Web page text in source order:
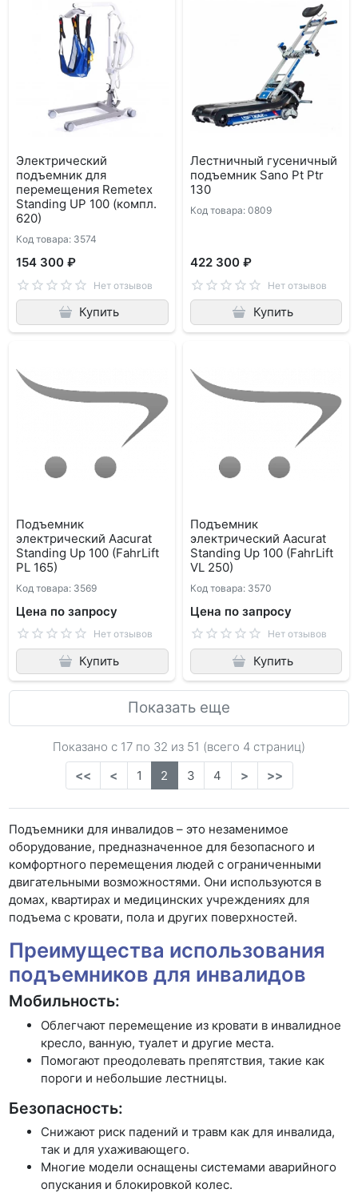
Электрический
подъемник для
перемещения Remetex
Standing UP 100 (компл.
620)
Код товара: 3574
154 300 ₽
Нет отзывов
Купить
Лестничный гусеничный
подъемник Sano Pt Ptr
130
Код товара: 0809
422 300 ₽
Нет отзывов
Купить
Подъемник
электрический Aacurat
Standing Up 100 (FahrLift
PL 165)
Код товара: 3569
Цена по запросу
Нет отзывов
Купить
Подъемник
электрический Aacurat
Standing Up 100 (FahrLift
VL 250)
Код товара: 3570
Цена по запросу
Нет отзывов
Купить
Показать еще
Показано с 17 по 32 из 51 (всего 4 страниц)
<<
< 1 2 3 4 > >>
Подъемники для инвалидов – это незаменимое
оборудование, предназначенное для безопасного и
комфортного перемещения людей с ограниченными
двигательными возможностями. Они используются в
домах, квартирах и медицинских учреждениях для
подъема с кровати, пола и других поверхностей.
Преимущества использования
подъемников для инвалидов
Мобильность:
Облегчают перемещение из кровати в инвалидное
кресло, ванную, туалет и другие места.
Помогают преодолевать препятствия, такие как
пороги и небольшие лестницы.
Безопасность:
Снижают риск падений и травм как для инвалида,
так и для ухаживающего.
Многие модели оснащены системами аварийного
опускания и блокировкой колес.